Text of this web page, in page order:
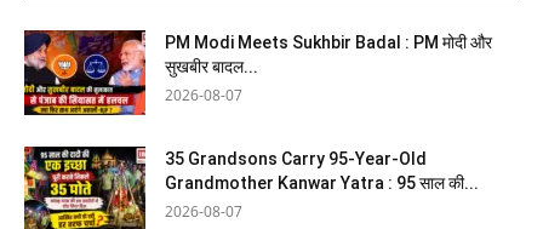
PM Modi Meets Sukhbir Badal : PM मोदी और
सुखबीर बादल...
2026-08-07
35 Grandsons Carry 95-Year-Old
Grandmother Kanwar Yatra : 95 साल की...
2026-08-07